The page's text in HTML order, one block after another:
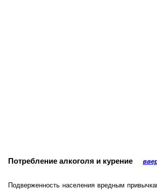
Потребление алкоголя и курение
Подверженность населения вредным